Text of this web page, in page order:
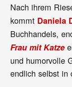
Nach ihrem
kommt Daniela
Buchhandels,
Frau mit Katze
und humorvolle
endlich selbst in